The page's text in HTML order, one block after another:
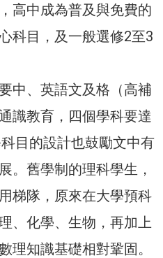
高中成為普及與免費的
科目，及一般選修2至3
中、英語文及格（高補
識教育，四個學科要達
目的設計也鼓勵文中有
。舊學制的理科學生，
梯隊，原來在大學預科
、化學、生物，再加上
理知識基礎相對鞏固。